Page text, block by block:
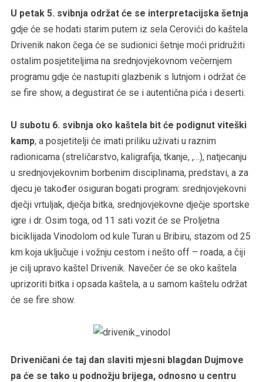
U petak 5. svibnja održat će se interpretacijska šetnja
gdje će se hodati starim putem iz sela Cerovići do kaštela
Drivenik nakon čega će se sudionici šetnje moći pridružiti
ostalim posjetiteljima na srednjovjekovnom večernjem
programu gdje će nastupiti glazbenik s lutnjom i održat će
se fire show, a degustirat će se i autentična pića i deserti.
U subotu 6. svibnja oko kaštela bit će podignut viteški
kamp, a posjetitelji će imati priliku uživati u raznim
radionicama (streličarstvo, kaligrafija, tkanje, ,…), natjecanju
u srednjovjekovnim borbenim disciplinama, predstavi, a za
djecu je također osiguran bogati program: srednjovjekovni
dječji vrtuljak, dječja bitka, srednjovjekovne dječje sportske
igre i dr. Osim toga, od 11 sati vozit će se Proljetna
biciklijada Vinodolom od kule Turan u Bribiru, stazom od 25
km koja uključuje i vožnju cestom i nešto off – roada, a čiji
je cilj upravo kaštel Drivenik. Navečer će se oko kaštela
uprizoriti bitka i opsada kaštela, a u samom kaštelu održat
će se fire show.
Driveničani će taj dan slaviti mjesni blagdan Dujmove
pa će se tako u podnožju brijega, odnosno u centru